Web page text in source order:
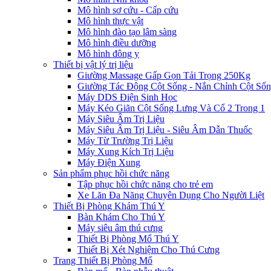
Mô hình sơ cứu - Cấp cứu
Mô hình thực vật
Mô hình đào tạo lâm sàng
Mô hình điều dưỡng
Mô hình đông y
Thiết bị vật lý trị liệu
Giường Massage Gấp Gọn Tải Trọng 250Kg
Giường Tác Động Cột Sống - Nắn Chỉnh Cột
Máy DDS Điện Sinh Học
Máy Kéo Giãn Cột Sống Lưng Và Cổ 2 Trong 1
Máy Siêu Âm Trị Liệu
Máy Siêu Âm Trị Liệu - Siêu Âm Dẫn Thuốc
Máy Từ Trường Trị Liệu
Máy Xung Kích Trị Liệu
Máy Điện Xung
Sản phẩm phục hồi chức năng
Tập phục hồi chức năng cho trẻ em
Xe Lăn Đa Năng Chuyên Dụng Cho Người Liệt
Thiết Bị Phòng Khám Thú Y
Bàn Khám Cho Thú Y
Máy siêu âm thú cưng
Thiết Bị Phòng Mổ Thú Y
Thiết Bị Xét Nghiệm Cho Thú Cưng
Trang Thiết Bị Phòng Mổ